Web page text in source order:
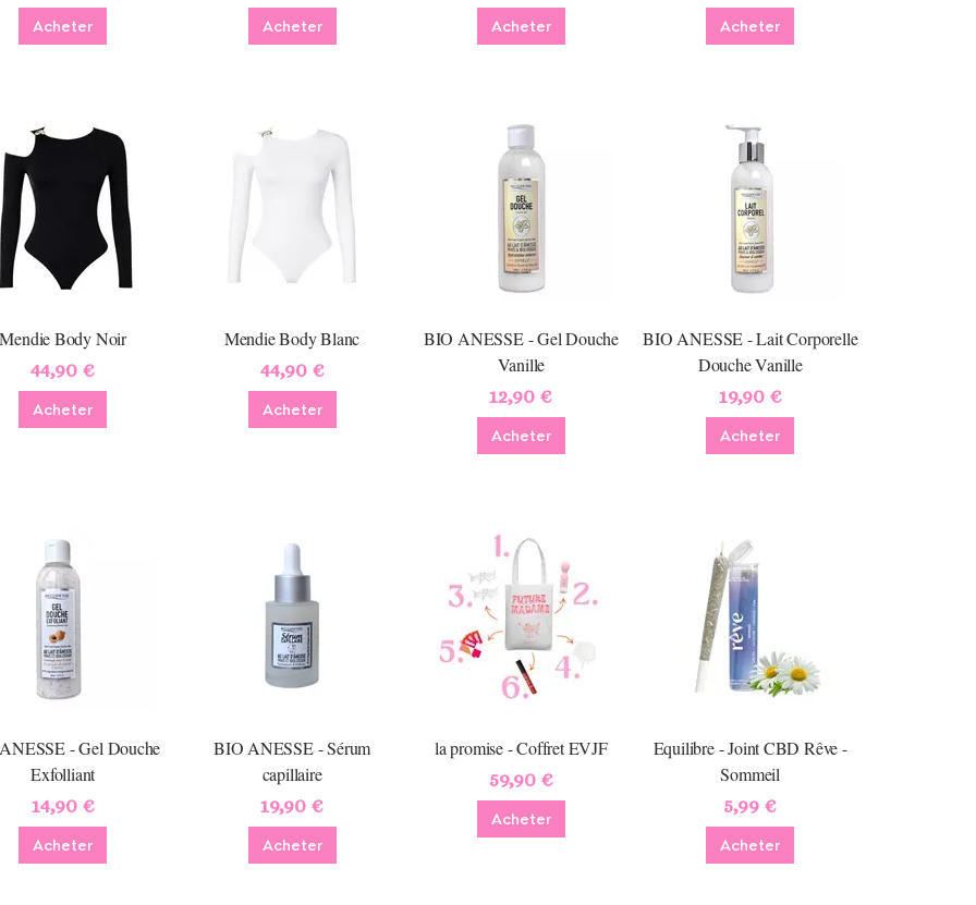
Acheter Acheter Acheter Acheter
Mendie Body Noir
44,90 €
Acheter
Mendie Body Blanc
44,90 €
Acheter
BIO ANESSE - Gel Douche
Vanille
12,90 €
Acheter
BIO ANESSE - Lait Corporelle
Douche Vanille
19,90 €
Acheter
- Gel Douche
Exfolliant
14,90 €
Acheter
BIO ANESSE - Sérum
capillaire
19,90 €
Acheter
la promise - Coffret EVJF
59,90 €
Acheter
Equilibre - Joint CBD Rêve -
Sommeil
5,99 €
Acheter